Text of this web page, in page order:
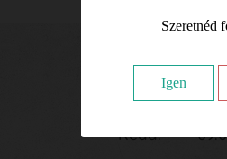
Szeretnéd
Igen
Hétfő:
Kedd: 09.00